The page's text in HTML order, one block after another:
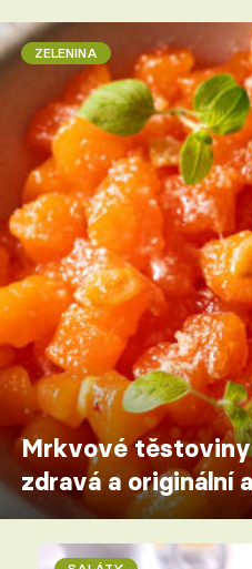
ZELENINA
Mrkvové těstoviny
zdravá a originální